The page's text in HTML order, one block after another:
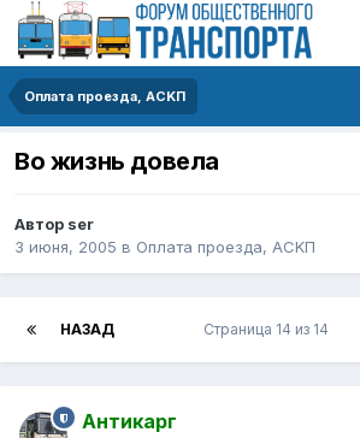
Оплата проезда, АСKП
Во жизнь довела
Автор ser
3 июня, 2005 в Оплата проезда, АСKП
НАЗАД Страница 14 из 14
Антикарг